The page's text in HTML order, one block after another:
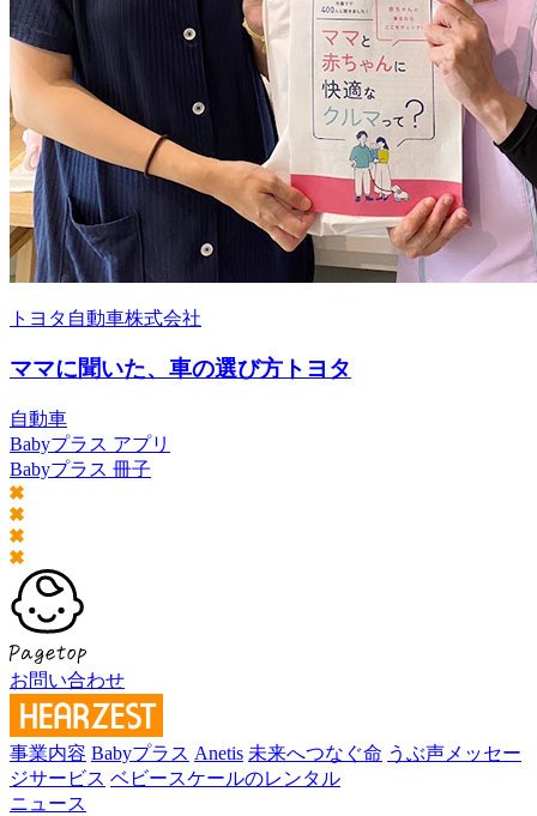
トヨタ自動車株式会社
ママに聞いた、車の選び方トヨタ
自動車
Babyプラス アプリ
Babyプラス 冊子
お問い合わせ
事業内容 Babyプラス Anetis 未来へつなぐ命 うぶ声メッセー
ジサービス ベビースケールのレンタル
ニュース